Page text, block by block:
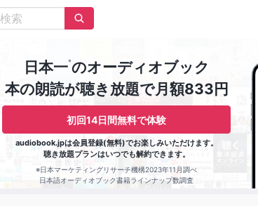
日本一※のオーディオブック
本の朗読が聴き放題で月額833円
初回14日間無料で体験
audiobook.jpは会員登録(無料)でお楽しみいただけます。
聴き放題プランはいつでも解約できます。
※日本マーケティングリサーチ機構2023年11月調べ
日本語オーディオブック書籍ラインナップ数調査